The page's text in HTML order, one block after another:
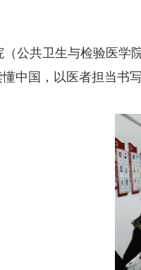
（公共卫生与检验医
中国，以医者担当书